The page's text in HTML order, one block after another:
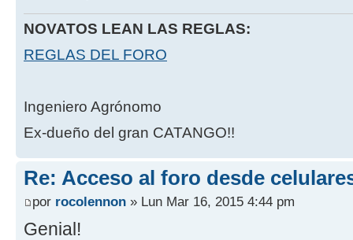
NOVATOS LEAN LAS REGLAS:
REGLAS DEL FORO
Ingeniero Agrónomo
Ex-dueño del gran CATANGO!!
Re: Acceso al foro desde
por rocolennon » Lun Mar 16, 2015 4:44 pm
Genial!